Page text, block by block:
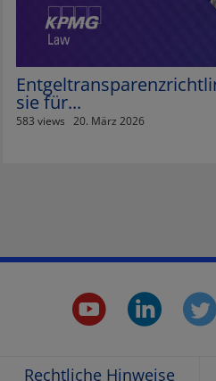
sie für...
583 views 20. März 2026
Rechtliche Hinweise
Opens